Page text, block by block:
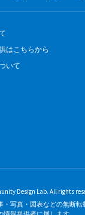
はこちらから
いて
Design Lab. All rights
・写真・図表などの無断